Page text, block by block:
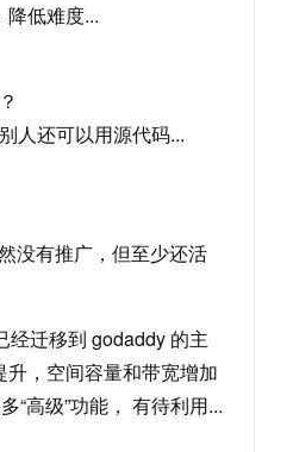
降低难度...
人还可以用源代码...
没有推广，但至少还活
经迁移到 godaddy 的主
，空间容量和带宽增加
“高级”功能， 有待利用...